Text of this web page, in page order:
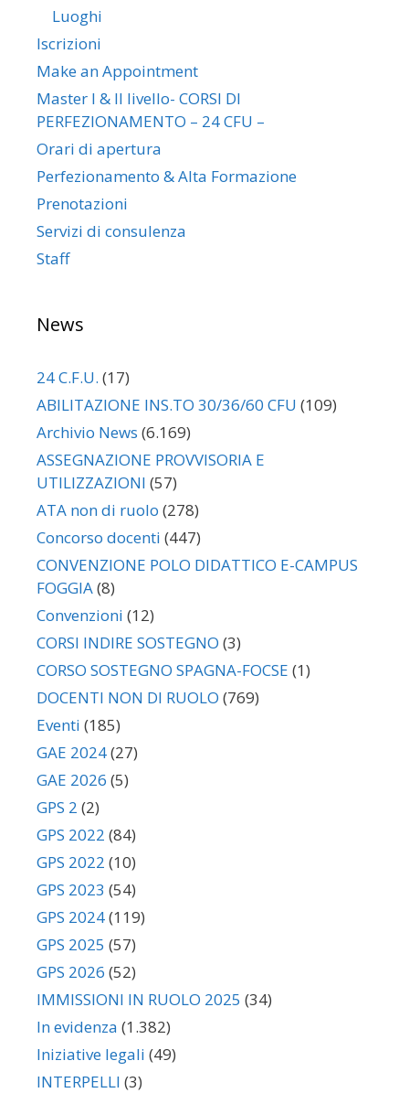
Luoghi
Iscrizioni
Make an Appointment
Master I & II livello- CORSI DI
PERFEZIONAMENTO – 24 CFU –
Orari di apertura
Perfezionamento & Alta Formazione
Prenotazioni
Servizi di consulenza
Staff
News
24 C.F.U. (17)
ABILITAZIONE INS.TO 30/36/60 CFU (109)
Archivio News (6.169)
ASSEGNAZIONE PROVVISORIA E
UTILIZZAZIONI (57)
ATA non di ruolo (278)
Concorso docenti (447)
CONVENZIONE POLO DIDATTICO E-CAMPUS
FOGGIA(8)
Convenzioni (12)
CORSI INDIRE SOSTEGNO (3)
CORSO SOSTEGNO SPAGNA-FOCSE (1)
DOCENTI NON DI RUOLO (769)
Eventi (185)
GAE 2024(27)
GAE 2026 (5)
GPS 2 (2)
GPS 2022 (84)
GPS 2022 (10)
GPS 2023 (54)
GPS 2024(119)
GPS 2025 (57)
GPS 2026 (52)
IMMISSIONI IN RUOLO 2025 (34)
In evidenza (1.382)
Iniziative legali (49)
INTERPELLI (3)